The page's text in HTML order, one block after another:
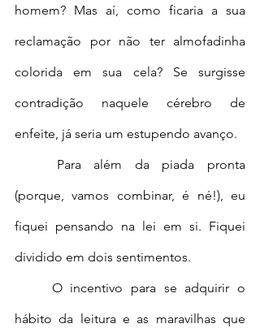
homem? Mas aí, como ficaria a sua
reclamação por não ter almofadinha
colorida em sua cela? Se surgisse
contradição naquele cérebro de
enfeite, já seria um estupendo avanço.
(porque, vamos combinar, é né!), eu
fiquei pensando na lei em si. Fiquei
dividido em dois sentimentos.
hábito da leitura e as maravilhas que